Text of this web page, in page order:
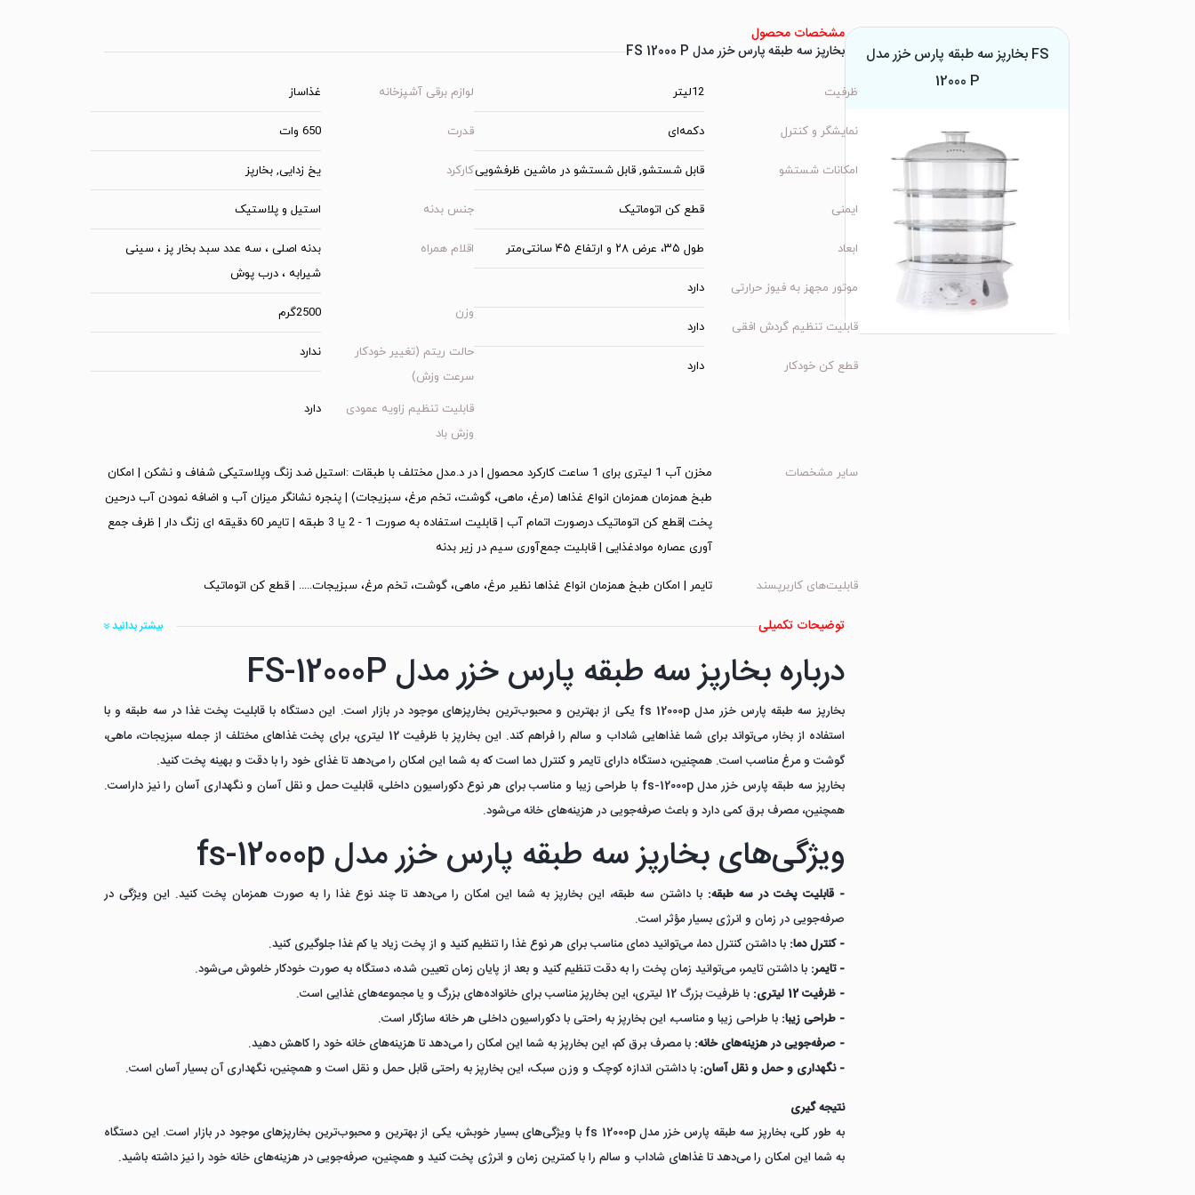
مشخصات محصول
بخارپز سه طبقه پارس خزر مدل FS 12000 P
لوازم برقی آشپزخانه غذاساز
قدرت 650 وات
کارکرد یخ زدایی, بخارپز
جنس بدنه استیل و پلاستیک
اقلام همراه
بدنه اصلی ، سه عدد سبد بخار پز ، سینی
شیرابه ، درب پوش
وزن 2500گرم
حالت ریتم (تغییر خودکار
سرعت وزش)
ندارد
قابلیت تنظیم زاویه عمودی
وزش باد
دارد
ظرفیت 12لیتر
نمایشگر و کنترل دکمه‌ای
امکانات شستشو قابل شستشو, قابل شستشو در ماشین ظرفشویی
ایمنی قطع کن اتوماتیک
ابعاد طول ۳۵، عرض ۲۸ و ارتفاع ۴۵ سانتی‌متر
موتور مجهز به فیوز حرارتی دارد
قابلیت تنظیم گردش افقی دارد
قطع کن خودکار دارد
سایر مشخصات
مخزن آب 1 لیتری برای 1 ساعت کارکرد محصول | در د.مدل مختلف با طبقات :استیل ضد زنگ وپلاستیکی شفاف و نشکن | امکان
طبخ همزمان همزمان انواع غذاها (مرغ، ماهی، گوشت، تخم مرغ، سبزیجات) | پنجره نشانگر میزان آب و اضافه نمودن آب درحین
پخت |قطع کن اتوماتیک درصورت اتمام آب | قابلیت استفاده به صورت 1 - 2 یا 3 طبقه | تایمر 60 دقیقه ای زنگ دار | ظرف جمع
آوری عصاره موادغذایی | قابلیت جمع‌آوری سیم در زیر بدنه
قابلیت‌های کاربرپسند تایمر | امکان طبخ همزمان انواع غذاها نظیر مرغ، ماهی، گوشت، تخم مرغ، سبزیجات..... | قطع کن اتوماتیک
توضیحات تکمیلی بیشتر بدانید
درباره بخارپز سه طبقه پارس خزر مدل FS-12000P
بخارپز سه طبقه پارس خزر مدل fs 12000p یکی از بهترین و محبوب‌ترین بخارپزهای موجود در بازار است. این دستگاه با قابلیت پخت غذا در سه طبقه و با
استفاده از بخار، می‌تواند برای شما غذاهایی شاداب و سالم را فراهم کند. این بخارپز با ظرفیت 12 لیتری، برای پخت غذاهای مختلف از جمله سبزیجات، ماهی،
گوشت و مرغ مناسب است. همچنین، دستگاه دارای تایمر و کنترل دما است که به شما این امکان را می‌دهد تا غذای خود را با دقت و بهینه پخت کنید.
بخارپز سه طبقه پارس خزر مدل fs-12000p با طراحی زیبا و مناسب برای هر نوع دکوراسیون داخلی، قابلیت حمل و نقل آسان و نگهداری آسان را نیز داراست.
همچنین، مصرف برق کمی دارد و باعث صرفه‌جویی در هزینه‌های خانه می‌شود.
ویژگی‌های بخارپز سه طبقه پارس خزر مدل fs-12000p
- قابلیت پخت در سه طبقه: با داشتن سه طبقه، این بخارپز به شما این امکان را می‌دهد تا چند نوع غذا را به صورت همزمان پخت کنید. این ویژگی در
صرفه‌جویی در زمان و انرژی بسیار مؤثر است.
- کنترل دما: با داشتن کنترل دما، می‌توانید دمای مناسب برای هر نوع غذا را تنظیم کنید و از پخت زیاد یا کم غذا جلوگیری کنید.
- تایمر: با داشتن تایمر، می‌توانید زمان پخت را به دقت تنظیم کنید و بعد از پایان زمان تعیین شده، دستگاه به صورت خودکار خاموش می‌شود.
- ظرفیت 12 لیتری:
با ظرفیت بزرگ 12 لیتری، این بخارپز مناسب برای خانواده‌های بزرگ و یا مجموعه‌های غذایی است.
- طراحی زیبا: با طراحی زیبا و مناسب، این بخارپز به راحتی با دکوراسیون داخلی هر خانه سازگار است.
- صرفه‌جویی در هزینه‌های خانه: با مصرف برق کم، این بخارپز به شما این امکان را می‌دهد تا هزینه‌های خانه خود را کاهش دهید.
- نگهداری و حمل و نقل آسان: با داشتن اندازه کوچک و وزن سبک، این بخارپز به راحتی قابل حمل و نقل است و همچنین، نگهداری آن بسیار آسان است.
نتیجه گیری
به طور کلی، بخارپز سه طبقه پارس خزر مدل fs 12000p با ویژگی‌های بسیار خوبش، یکی از بهترین و محبوب‌ترین بخارپزهای موجود در بازار است. این دستگاه
به شما این امکان را می‌دهد تا غذاهای شاداب و سالم را با کمترین زمان و انرژی پخت کنید و همچنین، صرفه‌جویی در هزینه‌های خانه خود را نیز داشته باشید.
بخارپز سه طبقه پارس خزر مدل FS
12000 P